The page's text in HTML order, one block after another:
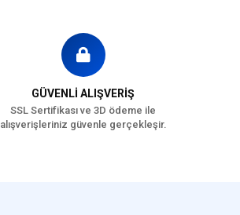
GÜVENLİ ALIŞVERİŞ
SSL Sertifikası ve 3D ödeme ile
alışverişleriniz güvenle gerçekleşir.